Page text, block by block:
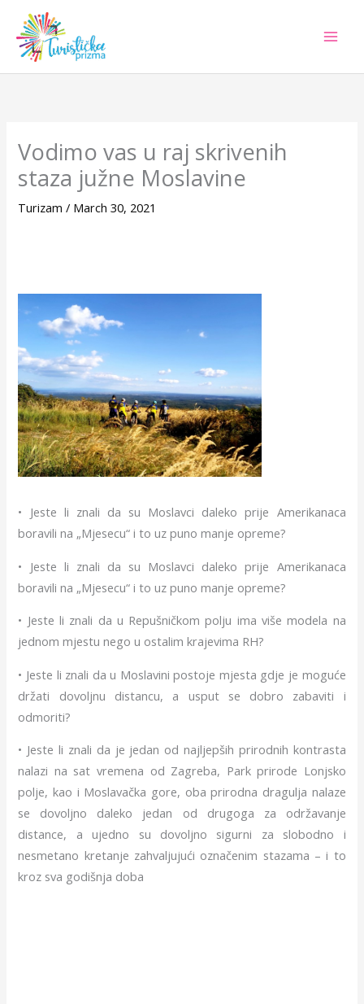
content
Vodimo vas u raj skrivenih
staza južne Moslavine
Turizam / March 30, 2021
• Jeste li znali da su Moslavci daleko prije Amerikanaca
boravili na „Mjesecu“ i to uz puno manje opreme?
• Jeste li znali da su Moslavci daleko prije Amerikanaca
boravili na „Mjesecu“ i to uz puno manje opreme?
• Jeste li znali da u Repušničkom polju ima više modela na
jednom mjestu nego u ostalim krajevima RH?
• Jeste li znali da u Moslavini postoje mjesta gdje je moguće
držati dovoljnu distancu, a usput se dobro zabaviti i
odmoriti?
• Jeste li znali da je jedan od najljepših prirodnih kontrasta
nalazi na sat vremena od Zagreba, Park prirode Lonjsko
polje, kao i Moslavačka gore, oba prirodna dragulja nalaze
se dovoljno daleko jedan od drugoga za održavanje
distance, a ujedno su dovoljno sigurni za slobodno i
nesmetano kretanje zahvaljujući označenim stazama – i to
kroz sva godišnja doba